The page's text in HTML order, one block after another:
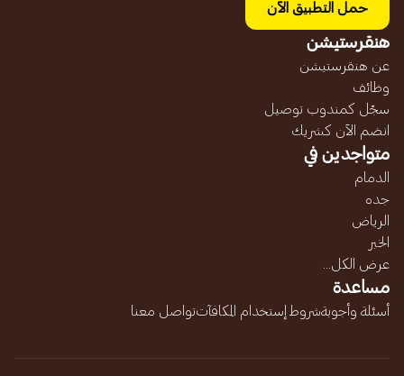
حمل التطبيق الآن
هنقرستيشن
عن هنقرستيشن
وظائف
سجّل كمندوب توصيل
انضم الآن كشريك
متواجدين في
الدمام
جده
الرياض
الخبر
عرض الكل...
مساعدة
أسئلة وأجوبةشروط إستخدام المكافآتتواصل معنا